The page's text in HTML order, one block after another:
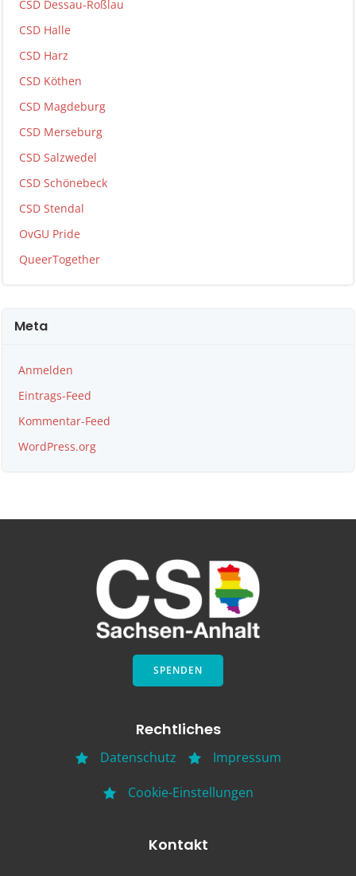
CSD Dessau-Roßlau
CSD Halle
CSD Harz
CSD Köthen
CSD Magdeburg
CSD Merseburg
CSD Salzwedel
CSD Schönebeck
CSD Stendal
OvGU Pride
QueerTogether
Meta
Anmelden
Eintrags-Feed
Kommentar-Feed
WordPress.org
SPENDEN
Kontakt
Rechtliches
Datenschutz
Impressum
Cookie-Einstellungen